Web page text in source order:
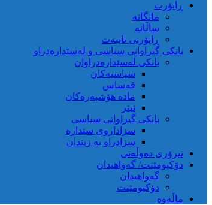
ڕاپۆرت
مانگانە
ساڵانە
ڕاپۆرتی تایبەت
بانکی گیراوانی سیاسی و لەسێدارەدراو
بانکی لەسێدارەدراوان
سیاسیەکان
قەساس
مادە هۆشبەرەکان
ئیتر
بانکی گیراوانی سیاسی
سزاداروی سێدارە
سزادراو بە زیندان
تیرۆری دەوڵەتی
دۆکیومێنت/ گەواهیدان
گەواهیدان
دۆکیومێنت
ماڵەوە